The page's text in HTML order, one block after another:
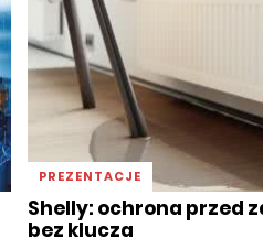
PREZENTACJE
Shelly: ochrona przed
bez klucza